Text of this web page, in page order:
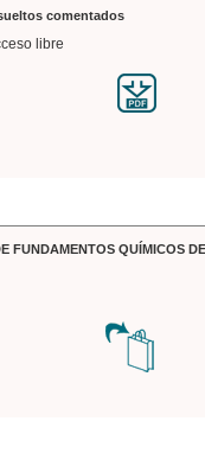
comentados
libre
FUNDAMENTOS QUÍMICOS